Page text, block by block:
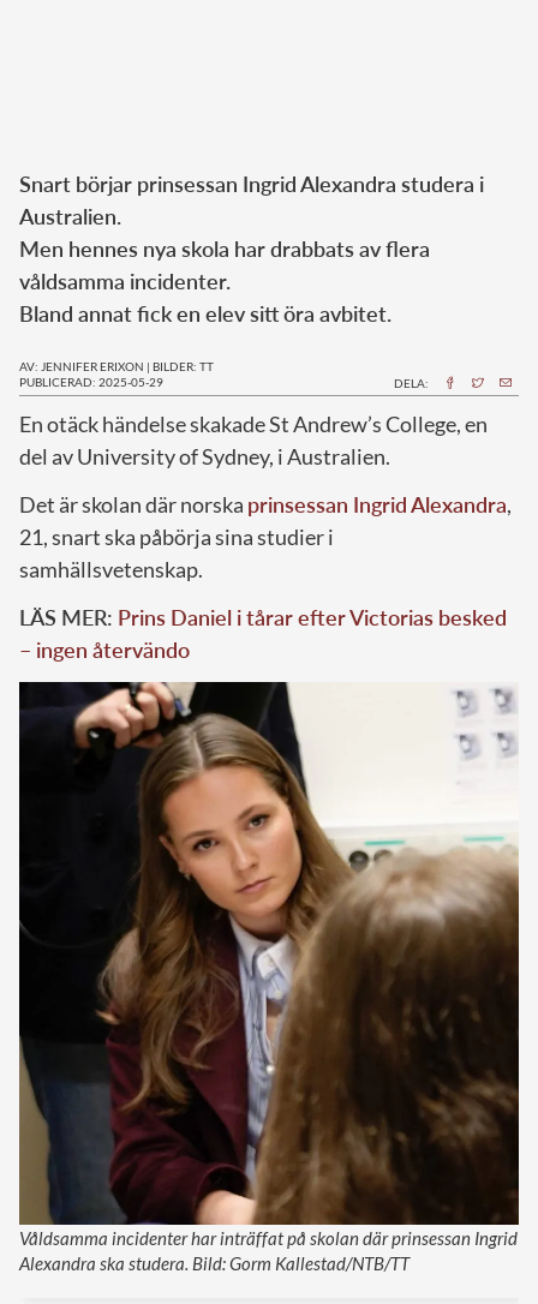
Snart börjar prinsessan Ingrid Alexandra studera i
Australien.
Men hennes nya skola har drabbats av flera
våldsamma incidenter.
Bland annat fick en elev sitt öra avbitet.
AV: JENNIFER ERIXON | BILDER: TT
PUBLICERAD: 2025-05-29
DELA:
En otäck händelse skakade St Andrew’s College, en
del av University of Sydney, i Australien.
Det är skolan där norska prinsessan Ingrid Alexandra,
21, snart ska påbörja sina studier i
samhällsvetenskap.
LÄS MER: Prins Daniel i tårar efter Victorias besked
– ingen återvändo
Våldsamma incidenter har inträffat på skolan där prinsessan Ingrid
Alexandra ska studera. Bild: Gorm Kallestad/NTB/TT